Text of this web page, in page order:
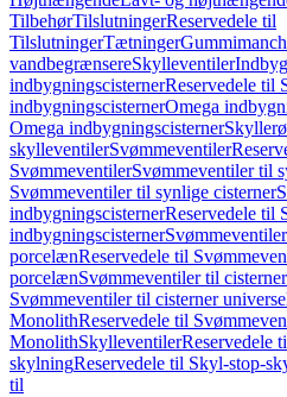
TilbehørTilslutningerReservedele til
TilslutningerTætninger
vandbegrænsereSkylleventiler
indbygningscisternerReservedele til
indbygningscisternerOmega
Omega indbygningscisterner
skylleventilerSvømmeventiler
SvømmeventilerSvømmeventiler til
Svømmeventiler til synlige cisterner
indbygningscisternerReservedele til
indbygningscisterner
porcelænReservedele til
porcelænSvømmeventiler til
Svømmeventiler til cisterner
MonolithReservedele til
MonolithSkylleventilerReservedele
skylningReservedele til Skyl-stop-
til